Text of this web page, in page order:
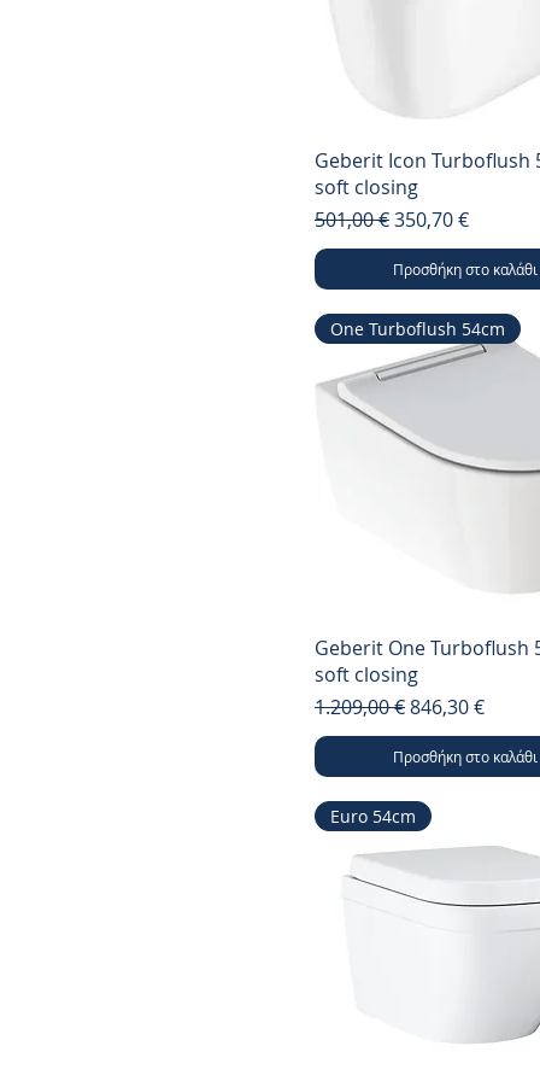
Geberit Icon Turboflush
soft closing
Κανονική τιμή
501,00 €Τιμή Έκπτωσης
350,70 €
Προσθήκη στο καλάθι
One Turboflush 54cm
Geberit One Turboflush
soft closing
Κανονική τιμή
1.209,00 €Τιμή Έκπτωσης
846,30 €
Προσθήκη στο καλάθι
Euro 54cm